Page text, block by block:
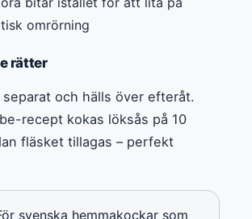
omrörning
rätter
och hälls över efteråt.
recept kokas löksås på 10
fläsket tillagas – perfekt
svenska hemmakockar som